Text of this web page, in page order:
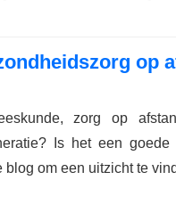
op
zorg op
Is het een
blog om een ​​uitzicht te